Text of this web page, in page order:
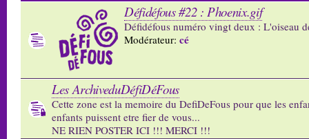
Défidéfous #22 : Phoenix.gif
Défidéfous numéro vingt deux : L'oiseau
Modérateur: cé
Les ArchiveduDéfiDéFous
Cette zone est la memoire du DefiDeFous pour que les
enfants puissent etre fier de vous...
NE RIEN POSTER ICI !!! MERCI !!!